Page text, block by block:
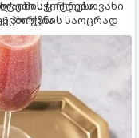
ციტრუსოვანი
ქმნის საოცრად
სჭირდება.
პორცია